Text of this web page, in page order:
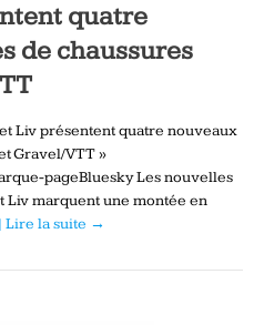
quatre
de chaussures
Liv présentent quatre nouveaux
Gravel/VTT »
pageBluesky Les nouvelles
Liv marquent une montée en
Lire la suite →